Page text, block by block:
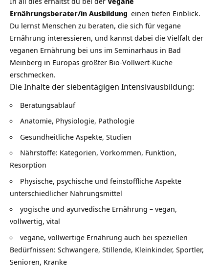
Ernährungsberater/in Ausbildung einen tiefen Einblick.
Du lernst Menschen zu beraten, die sich für vegane
Ernährung interessieren, und kannst dabei die Vielfalt der
veganen Ernährung bei uns im Seminarhaus in Bad
Meinberg in Europas größter Bio-Vollwert-Küche
erschmecken.
Die Inhalte der siebentägigen Intensivausbildung:
Beratungsablauf
Anatomie, Physiologie, Pathologie
Gesundheitliche Aspekte, Studien
Nährstoffe: Kategorien, Vorkommen, Funktion,
Resorption
Physische, psychische und feinstoffliche Aspekte
unterschiedlicher Nahrungsmittel
yogische und ayurvedische Ernährung – vegan,
vollwertig, vital
vegane, vollwertige Ernährung auch bei speziellen
Bedürfnissen: Schwangere, Stillende, Kleinkinder, Sportler,
Senioren, Kranke